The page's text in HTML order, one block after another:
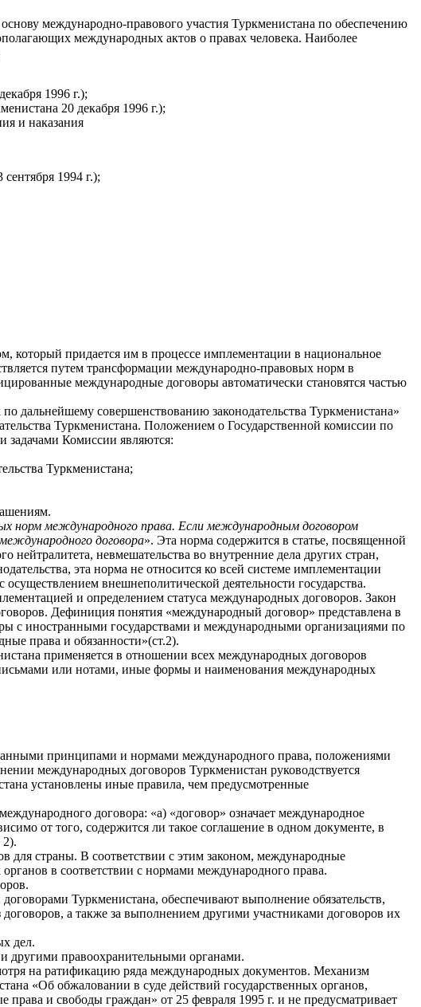
международно-правового участия Туркменистана по обеспечению
международных актов о правах человека. Наиболее
1996 г.);
20 декабря 1996 г.);
и наказания
1994 г.);
который придается им в процессе имплементации в национальное
путем трансформации международно-правовых норм в
международные договоры автоматически становятся частью
дальнейшему совершенствованию законодательства Туркменистана»
Туркменистана. Положением о Государственной комиссии по
задачами Комиссии являются:
Туркменистана;
норм международного права. Если международным договором
договора». Эта норма содержится в статье, посвященной
невмешательства во внутренние дела других стран,
эта норма не относится ко всей системе имплементации
внешнеполитической деятельности государства.
и определением статуса международных договоров. Закон
Дефиниция понятия «международный договор» представлена в
с иностранными государствами и международными организациями по
права и обязанности»(ст.2).
применяется в отношении всех международных договоров
или нотами, иные формы и наименования международных
принципами и нормами международного права, положениями
международных договоров Туркменистан руководствуется
установлены иные правила, чем предусмотренные
договора: «а) «договор» означает международное
от того, содержится ли такое соглашение в одном документе, в
2).
для страны. В соответствии с этим законом, международные
в соответствии с нормами международного права.
Туркменистана, обеспечивают выполнение обязательств,
а также за выполнением другими участниками договоров их
дел.
другими правоохранительными органами.
на ратификацию ряда международных документов. Механизм
«Об обжаловании в суде действий государственных органов,
и свободы граждан» от 25 февраля 1995 г. и не предусматривает